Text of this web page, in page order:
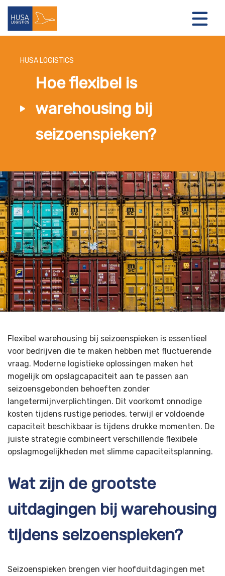
LOGISTIEKE OPLOSSINGEN
CONTACT
HUSA LOGISTICS
Hoe flexibel is
warehousing bij
seizoenspieken?
Flexibel warehousing bij seizoenspieken is essentieel
voor bedrijven die te maken hebben met fluctuerende
vraag. Moderne logistieke oplossingen maken het
mogelijk om opslagcapaciteit aan te passen aan
seizoensgebonden behoeften zonder
langetermijnverplichtingen. Dit voorkomt onnodige
kosten tijdens rustige periodes, terwijl er voldoende
capaciteit beschikbaar is tijdens drukke momenten. De
juiste strategie combineert verschillende flexibele
opslagmogelijkheden met slimme capaciteitsplanning.
Wat zijn de grootste
uitdagingen bij warehousing
tijdens seizoenspieken?
Seizoenspieken brengen vier hoofduitdagingen met